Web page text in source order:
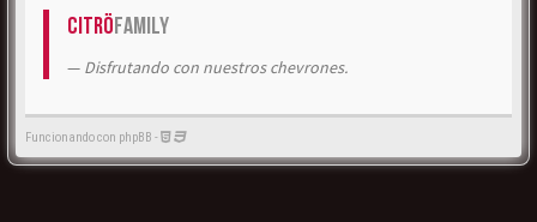
CitröFamily
Disfrutando con nuestros chevrones.
Funcionando con phpBB -